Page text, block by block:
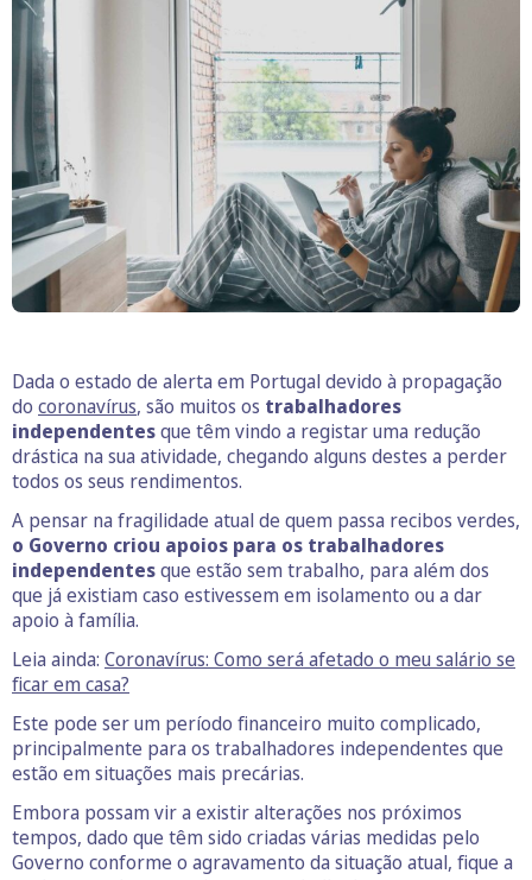
Dada o estado de alerta em Portugal devido à propagação
do coronavírus, são muitos os trabalhadores
independentesque têm vindo a registar uma redução
drástica na sua atividade, chegando alguns destes a perder
todos os seus rendimentos.
A pensar na fragilidade atual de quem passa recibos verdes,
o Governo criou apoios para os trabalhadores
independentesque estão sem trabalho, para além dos
que já existiam caso estivessem em isolamento ou a dar
apoio à família.
Leia ainda: Coronavírus: Como será afetado o meu salário se
ficar em casa?
Este pode ser um período financeiro muito complicado,
principalmente para os trabalhadores independentes que
estão em situações mais precárias.
Embora possam vir a existir alterações nos próximos
tempos, dado que têm sido criadas várias medidas pelo
Governo conforme o agravamento da situação atual, fique a